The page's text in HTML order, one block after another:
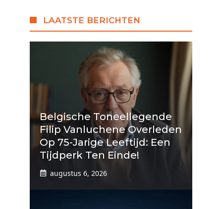
LAATSTE BERICHTEN
Belgische Toneellegende
Filip Vanluchene Overleden
Op 75-Jarige Leeftijd: Een
Tijdperk Ten Einde!
augustus 6, 2026